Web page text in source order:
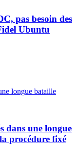
pas besoin des
Ubuntu
dans une longue
procédure fixé